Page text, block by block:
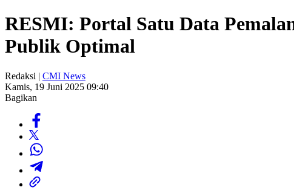
RESMI: Portal Satu Data
Publik Optimal
Redaksi | CMI News
Kamis, 19 Juni 2025 09:40
Bagikan